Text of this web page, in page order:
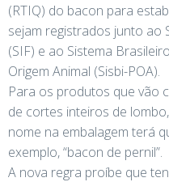
(RTIQ) do bacon para
sejam registrados junto ao
(SIF) e ao Sistema
Origem Animal (Sisbi-POA).
Para os produtos que vão
de cortes inteiros de
nome na embalagem terá
exemplo, “bacon de pernil”.
A nova regra proíbe que